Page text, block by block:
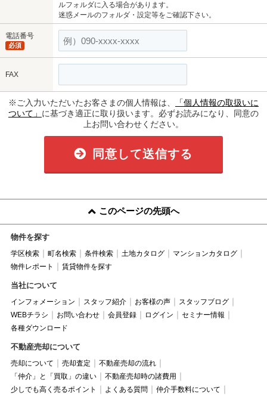
ルフォルダに入る場合があります。
迷惑メールのフォルダ・設定等をご確認下さい。
電話番号
必須
FAX
※ご入力いただいたお客さまの個人情報は、
「個人情報の取扱いに
ついて」 に基づき適正に取り扱います。必ずお読みになり、同意の
上お問い合わせください。
同意して送信する
このページの先頭へ
物件を探す
学区検索 町名検索 条件検索 土地カタログ
マンションカタログ
物件レポート
賃貸物件を探す
当社について
インフォメーション スタッフ紹介 お客様の声
スタッフブログ
WEBチラシ
お問い合わせ 会員登録 ログイン
セミナー情報
各種ダウンロード
不動産売却について
売却について 売却査定
不動産売却の流れ
「仲介」と「買取」の違い
不動産売却時の諸費用
少しでも高く売るポイント
よくある質問
仲介手数料について